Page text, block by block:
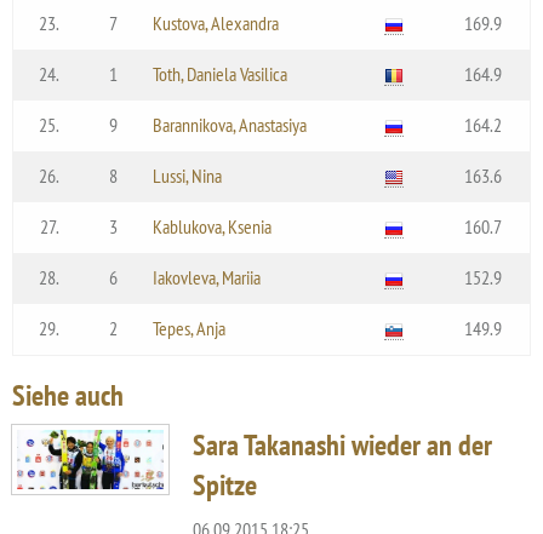
23. 7 Kustova, Alexandra 169.9
24. 1 Toth, Daniela Vasilica 164.9
25. 9 Barannikova, Anastasiya 164.2
26. 8 Lussi, Nina 163.6
27. 3 Kablukova, Ksenia 160.7
28. 6 Iakovleva, Mariia 152.9
29. 2 Tepes, Anja 149.9
Siehe auch
Sara Takanashi wieder an der
Spitze
06.09.2015 18:25